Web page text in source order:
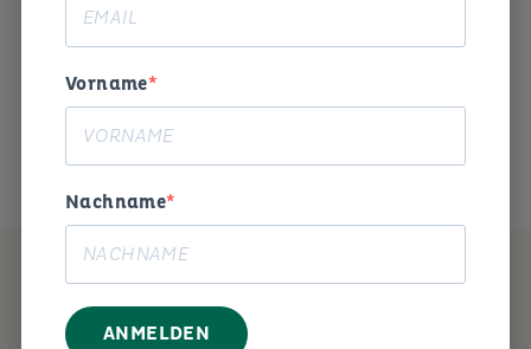
Begeisterung und Humor die
Das ist mein Anliegen.
MEIN ANGEBOT
Vorname
Nachname
ANMELDEN